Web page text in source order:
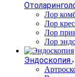
Лор
Лор
Лор
Лор
Эндоскопия